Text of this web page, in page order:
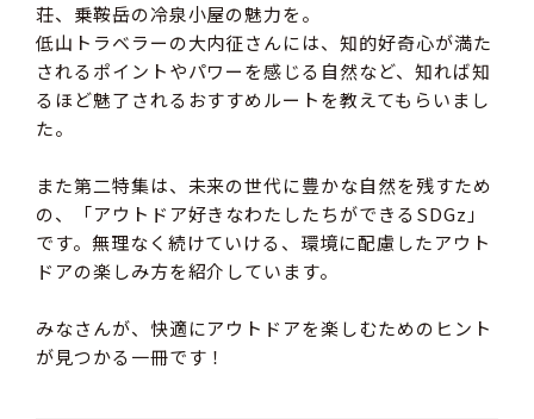
荘、乗鞍岳の冷泉小屋の魅力を。
低山トラベラーの大内征さんには、知的好奇心が満た
されるポイントやパワーを感じる自然など、知れば知
るほど魅了されるおすすめルートを教えてもらいまし
た。
また第二特集は、未来の世代に豊かな自然を残すため
の、「アウトドア好きなわたしたちができるSDGz」
です。無理なく続けていける、環境に配慮したアウト
ドアの楽しみ方を紹介しています。
みなさんが、快適にアウトドアを楽しむためのヒント
が見つかる一冊です！